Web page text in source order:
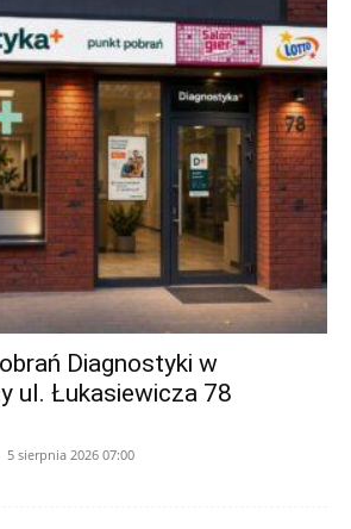
Diagnostyki w
ul. Łukasiewicza 78
5 sierpnia 2026 07:00